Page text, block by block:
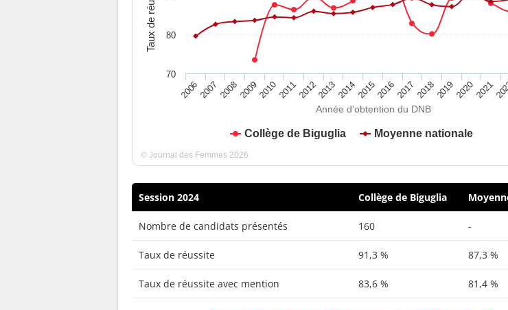
Année d'obtention du DNB
Taux de réussite
Collège de Biguglia Moyenne nationale
2006200720082009201020112012201320142015201620172018201920202021
70
80
© Journal des Femmes 2026
Session 2024 Collège de Biguglia
Nombre de candidats présentés 160 -
Taux de réussite 91,3 % 87,3 %
Taux de réussite avec mention 83,6 % 81,4 %